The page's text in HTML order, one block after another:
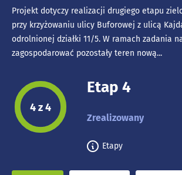
Projekt dotyczy realizacji drugiego etapu
przy krzyżowaniu ulicy Buforowej z ulicą
odrolnionej działki 11/5. W ramach zadania
zagospodarować pozostały teren nową...
Etap projektu:
4 z 4
Etap 4
Zrealizowany
Etapy